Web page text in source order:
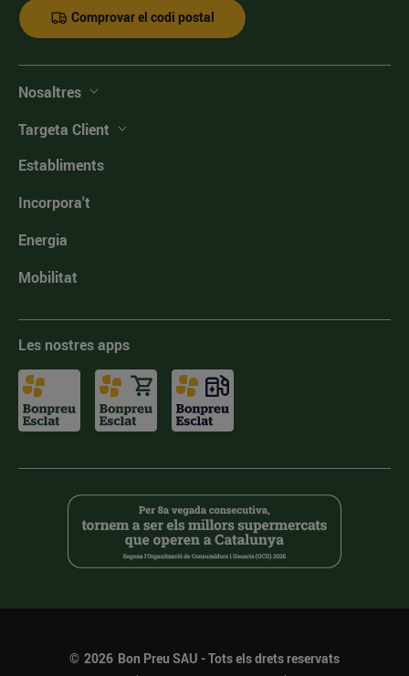
Comprovar el codi postal
Nosaltres
Targeta Client
Establiments
Incorpora't
Energia
Mobilitat
Les nostres apps
© 2026 Bon Preu SAU - Tots els drets reservats